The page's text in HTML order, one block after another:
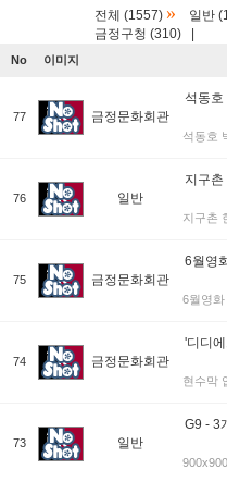
전체 (1557) » 일반
금정구청 (310)
No 이미지
77 금정문화회관
석동호
석동호
76 일반
지구
지구촌
75 금정문화회관
6월영
6월영
74 금정문화회관
'디디
현수막
73 일반
G9 - 3
900x900